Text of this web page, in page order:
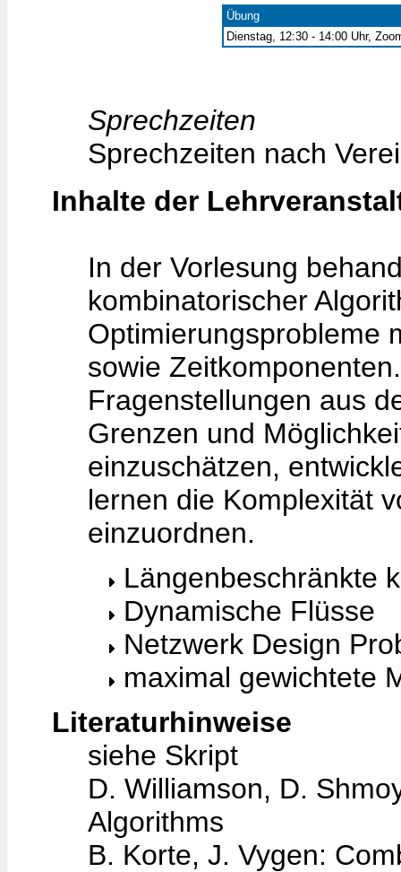
Übung
Dienstag, 12:30 - 14:00 Uhr,
Sprechzeiten
Sprechzeiten nach
Inhalte der
In der Vorlesung
kombinatorischer
Optimierungsprobleme
sowie
Fragenstellungen aus
Grenzen und
einzuschätzen,
lernen die Komplexität
einzuordnen.
Längenbeschränkte
Dynamische Flüsse
Netzwerk Design
maximal gewichtete
Literaturhinweise
siehe Skript
D. Williamson, D.
Algorithms
B. Korte, J. Vygen: